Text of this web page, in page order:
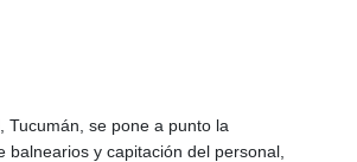
Tucumán, se pone a punto la
balnearios y capitación del personal,